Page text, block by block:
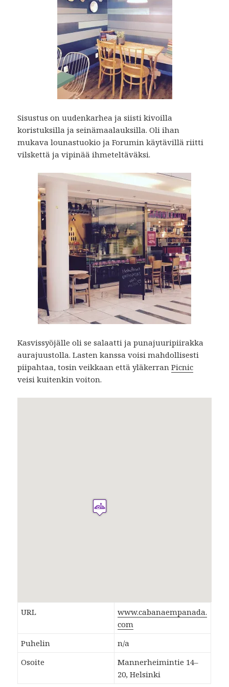
Sisustus on uudenkarhea ja siisti kivoilla
koristuksilla ja seinämaalauksilla. Oli ihan
mukava lounastuokio ja Forumin käytävillä riitti
vilskettä ja vipinää ihmeteltäväksi.
Kasvissyöjälle oli se salaatti ja punajuuripiirakka
aurajuustolla. Lasten kanssa voisi mahdollisesti
piipahtaa, tosin veikkaan että yläkerranPicnic
veisi kuitenkin voiton.
URL
www.cabanaempanada.
com
Puhelin
n/a
Osoite
Mannerheimintie 14–
20, Helsinki